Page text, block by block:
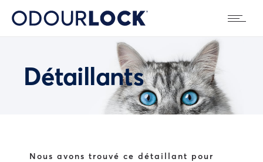
Détaillants
Nous avons trouvé ce détaillant pour